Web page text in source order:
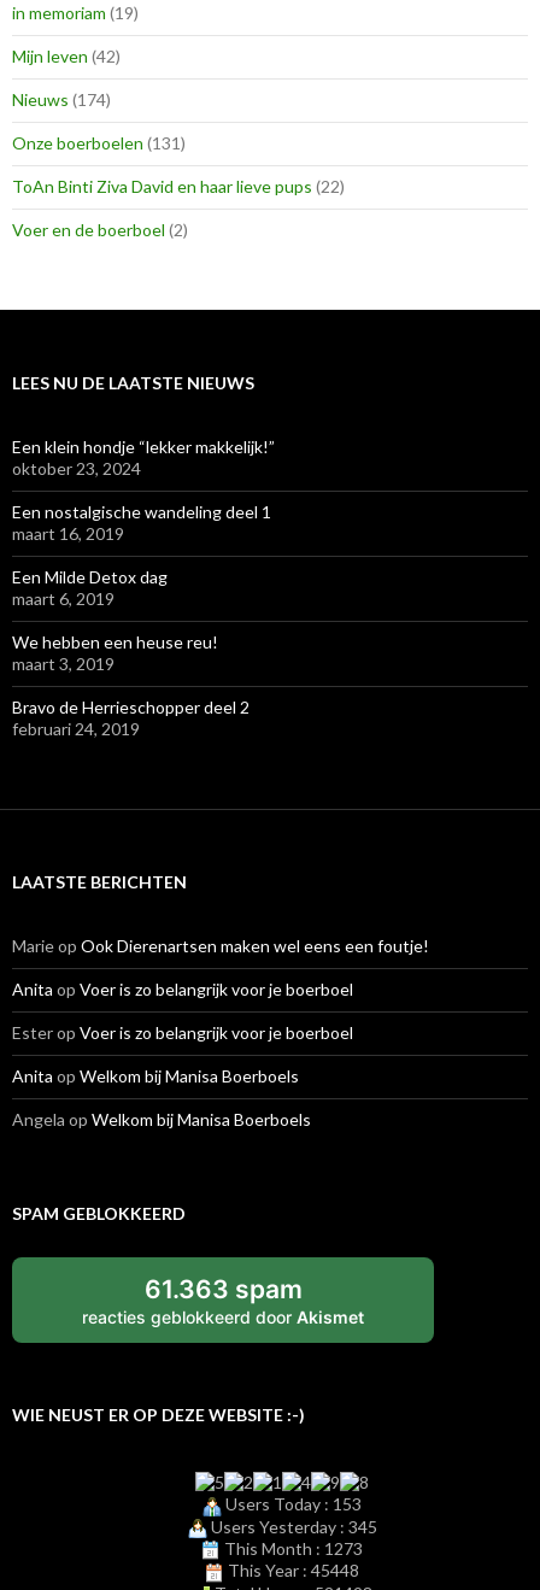
in memoriam (19)
Mijn leven (42)
Nieuws (174)
Onze boerboelen (131)
ToAn Binti Ziva David en haar lieve pups (22)
Voer en de boerboel (2)
LEES NU DE LAATSTE NIEUWS
Een klein hondje “lekker makkelijk!”
oktober 23, 2024
Een nostalgische wandeling deel 1
maart 16, 2019
Een Milde Detox dag
maart 6, 2019
We hebben een heuse reu!
maart 3, 2019
Bravo de Herrieschopper deel 2
februari 24, 2019
LAATSTE BERICHTEN
Marieop Ook Dierenartsen maken wel eens een foutje!
Anita op Voer is zo belangrijk voor je boerboel
Esterop Voer is zo belangrijk voor je boerboel
Anita op Welkom bij Manisa Boerboels
Angela op Welkom bij Manisa Boerboels
SPAM GEBLOKKEERD
61.363 spam
reacties geblokkeerd door Akismet
WIE NEUST ER OP DEZE WEBSITE :-)
Users Today : 153
Users Yesterday : 345
This Month : 1273
This Year : 45448